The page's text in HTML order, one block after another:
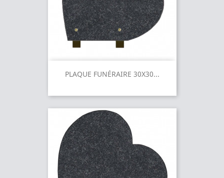
PLAQUE FUNÉRAIRE 30X30...